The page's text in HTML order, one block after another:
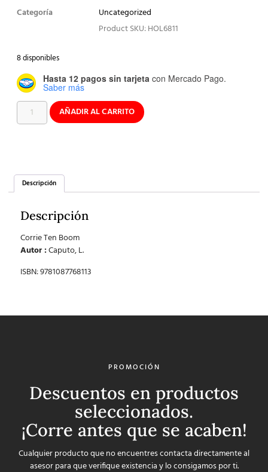
Categoría
Uncategorized
Product SKU: HOL6811
8 disponibles
Hasta 12 pagos sin tarjeta con Mercado Pago.
Saber más
AÑADIR AL CARRITO
Descripción
Descripción
Corrie Ten Boom
Autor :Caputo, L.
ISBN: 9781087768113
PROMOCIÓN
Descuentos en productos
seleccionados.
¡Corre antes que se acaben!
Cualquier producto que no encuentres contacta directamente al
asesor para que verifique existencia y lo consigamos por ti.